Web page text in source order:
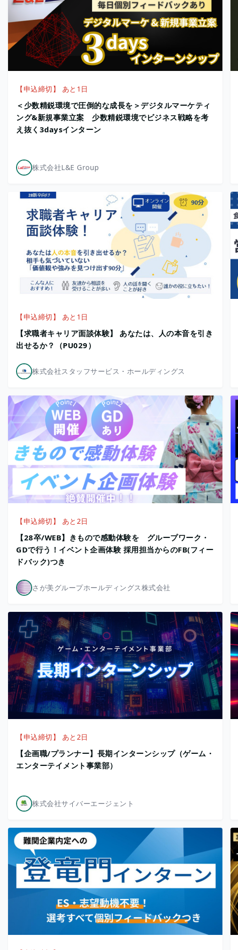
【申込締切】 あと1日
＜少数精鋭環境で圧倒的な成長を＞デジタルマーケティ
ング&新規事業立案 少数精鋭環境でビジネス戦略を考
え抜く3daysインターン
株式会社L&E Group
【申込締切】 あと1日
【求職者キャリア面談体験】 あなたは、人の本音を引き
出せるか？（PU029）
株式会社スタッフサービス・ホールディングス
【申込締切】 あと2日
【28卒/WEB】きもので感動体験を グループワーク・
GDで行う！イベント企画体験 採用担当からのFB(フィー
ドバック)つき
さが美グループホールディングス株式会社
【申込締切】 あと2日
【企画職/プランナー】長期インターンシップ（ゲーム・
エンターテイメント事業部）
株式会社サイバーエージェント